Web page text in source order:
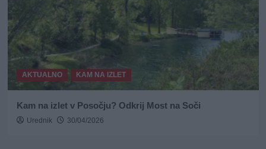
AKTUALNO KAM NA IZLET
Kam na izlet v Posočju? Odkrij Most na Soči
Urednik 30/04/2026